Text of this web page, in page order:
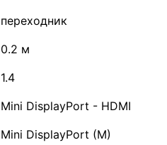
переходник
0.2 м
1.4
Mini DisplayPort - HDMI
Mini DisplayPort (M)